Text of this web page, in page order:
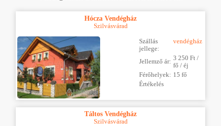
Hócza Vendégház
Szilvásvárad
Szállás
jellege:
vendégház
Jellemző ár: 3 250 Ft /
fő / éj
Férőhelyek: 15 fő
Értékelés
Táltos Vendégház
Szilvásvárad